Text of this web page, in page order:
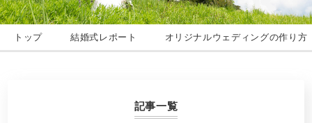
トップ 結婚式レポート オリジナルウェディングの作り方
記事一覧